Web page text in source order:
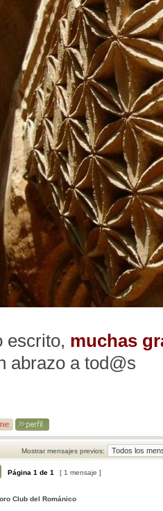
escrito, muchas
abrazo a tod@s
Mostrar mensajes previos:
Página 1 de 1 [ 1 mensaje ]
Club del Románico